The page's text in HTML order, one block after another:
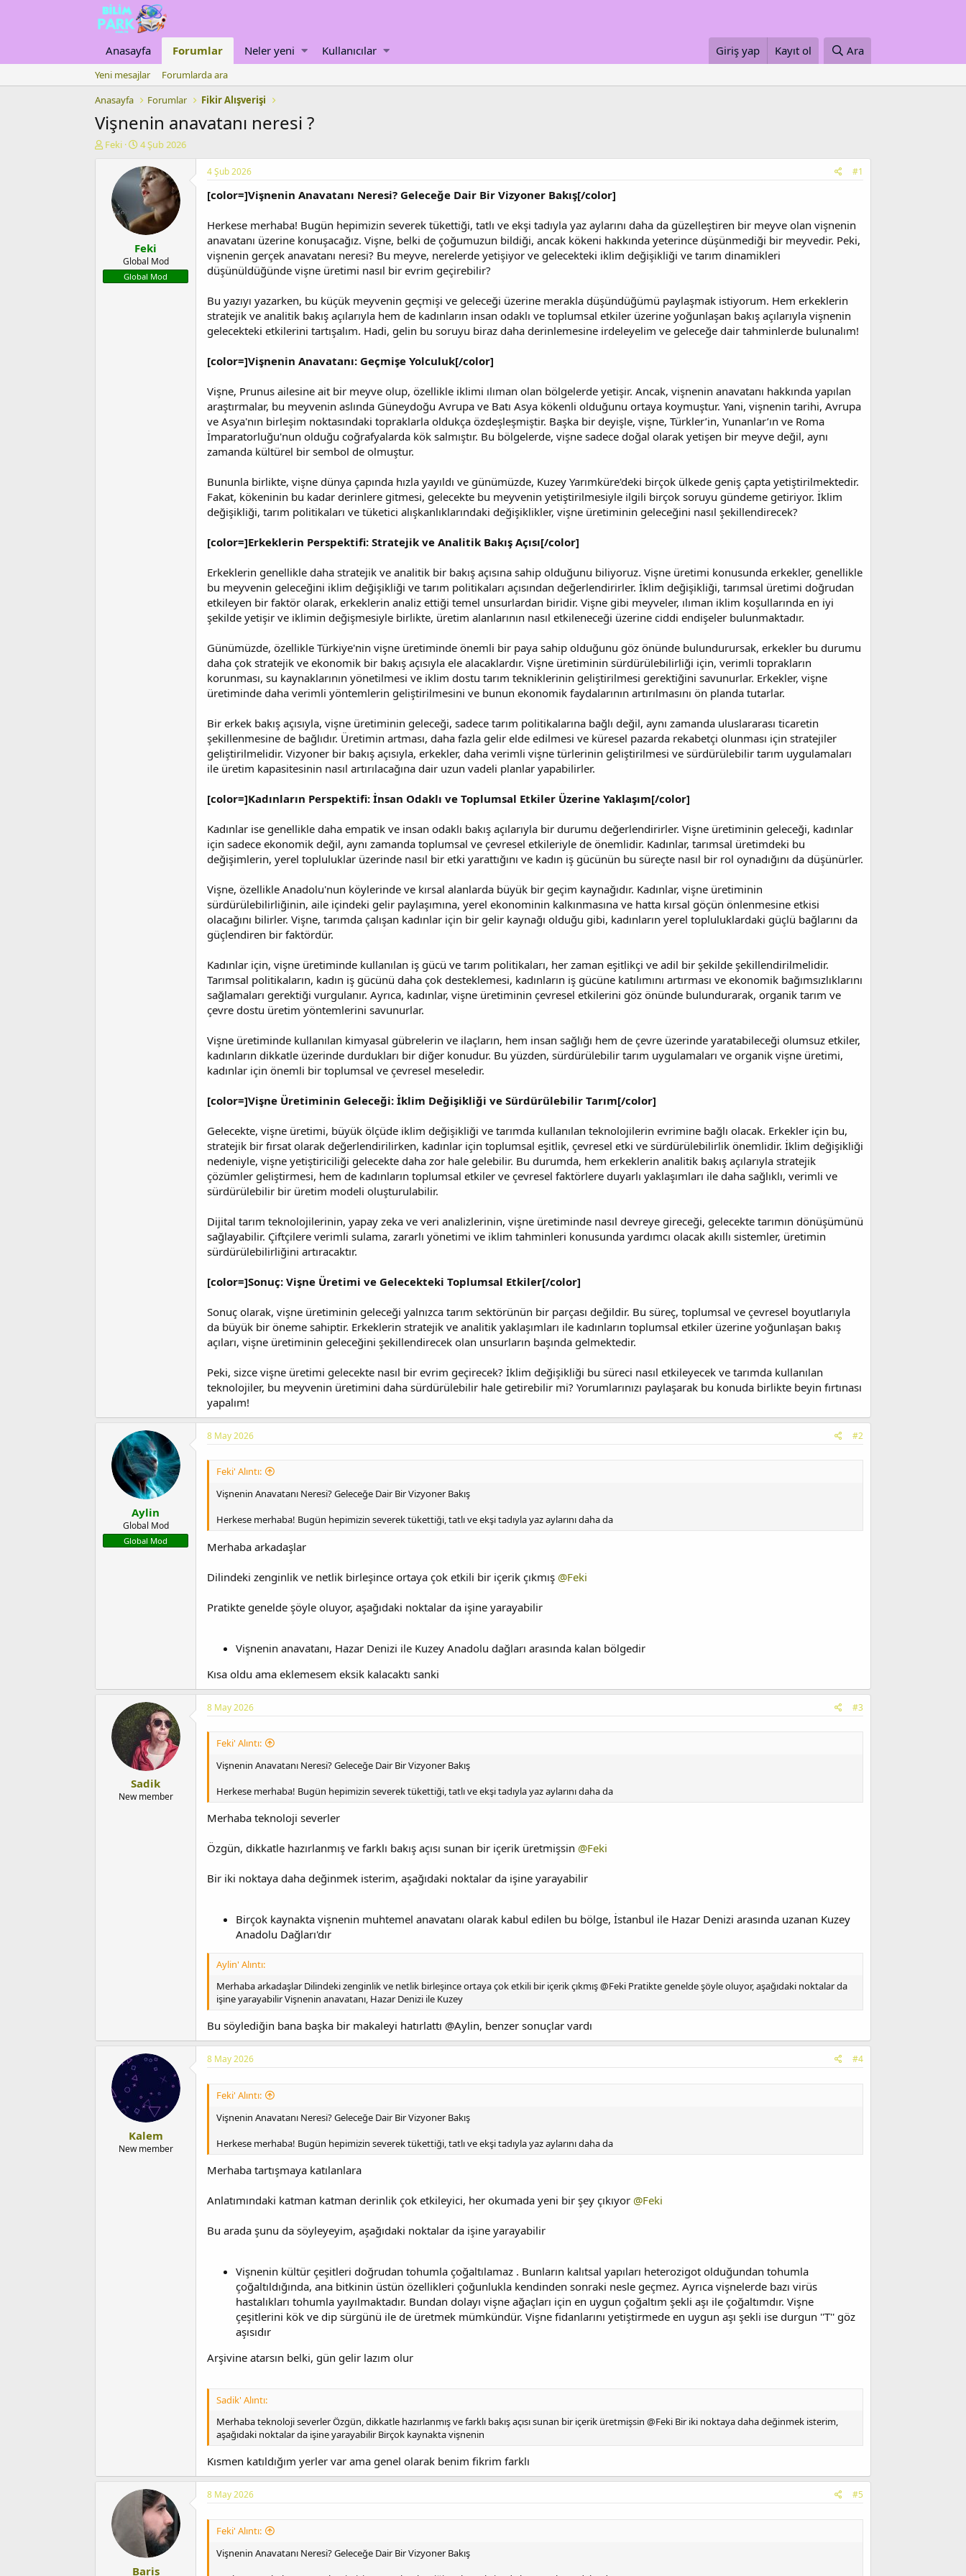
Anasayfa Forumlar Neler yeni Kullanıcılar Giriş yap Kayıt ol Ara
Yeni mesajlar
Forumlarda ara
Anasayfa
Forumlar Fikir Alışverişi
Vişnenin anavatanı neresi ?
K
a
t
Feki
B
ş
l
a
n
g
ı
ç
t
a
r
4 Şub 2026
Feki
Global Mod
Global Mod
4 Şub 2026 #1
[color=]Vişnenin Anavatanı Neresi? Geleceğe Dair Bir Vizyoner Bakış[/color]
Herkese merhaba! Bugün hepimizin severek tükettiği, tatlı ve ekşi tadıyla yaz aylarını daha da güzelleştiren bir meyve olan vişnenin
anavatanı üzerine konuşacağız. Vişne, belki de çoğumuzun bildiği, ancak kökeni hakkında yeterince düşünmediği bir meyvedir. Peki,
vişnenin gerçek anavatanı neresi? Bu meyve, nerelerde yetişiyor ve gelecekteki iklim değişikliği ve tarım dinamikleri
düşünüldüğünde vişne üretimi nasıl bir evrim geçirebilir?
Bu yazıyı yazarken, bu küçük meyvenin geçmişi ve geleceği üzerine merakla düşündüğümü paylaşmak istiyorum. Hem erkeklerin
stratejik ve analitik bakış açılarıyla hem de kadınların insan odaklı ve toplumsal etkiler üzerine yoğunlaşan bakış açılarıyla vişnenin
gelecekteki etkilerini tartışalım. Hadi, gelin bu soruyu biraz daha derinlemesine irdeleyelim ve geleceğe dair tahminlerde bulunalım!
[color=]Vişnenin Anavatanı: Geçmişe Yolculuk[/color]
Vişne, Prunus ailesine ait bir meyve olup, özellikle iklimi ılıman olan bölgelerde yetişir. Ancak, vişnenin anavatanı hakkında yapılan
araştırmalar, bu meyvenin aslında Güneydoğu Avrupa ve Batı Asya kökenli olduğunu ortaya koymuştur. Yani, vişnenin tarihi, Avrupa
ve Asya'nın birleşim noktasındaki topraklarla oldukça özdeşleşmiştir. Başka bir deyişle, vişne, Türkler’in, Yunanlar’ın ve Roma
İmparatorluğu'nun olduğu coğrafyalarda kök salmıştır. Bu bölgelerde, vişne sadece doğal olarak yetişen bir meyve değil, aynı
zamanda kültürel bir sembol de olmuştur.
Bununla birlikte, vişne dünya çapında hızla yayıldı ve günümüzde, Kuzey Yarımküre'deki birçok ülkede geniş çapta yetiştirilmektedir.
Fakat, kökeninin bu kadar derinlere gitmesi, gelecekte bu meyvenin yetiştirilmesiyle ilgili birçok soruyu gündeme getiriyor. İklim
değişikliği, tarım politikaları ve tüketici alışkanlıklarındaki değişiklikler, vişne üretiminin geleceğini nasıl şekillendirecek?
[color=]Erkeklerin Perspektifi: Stratejik ve Analitik Bakış Açısı[/color]
Erkeklerin genellikle daha stratejik ve analitik bir bakış açısına sahip olduğunu biliyoruz. Vişne üretimi konusunda erkekler, genellikle
bu meyvenin geleceğini iklim değişikliği ve tarım politikaları açısından değerlendirirler. İklim değişikliği, tarımsal üretimi doğrudan
etkileyen bir faktör olarak, erkeklerin analiz ettiği temel unsurlardan biridir. Vişne gibi meyveler, ılıman iklim koşullarında en iyi
şekilde yetişir ve iklimin değişmesiyle birlikte, üretim alanlarının nasıl etkileneceği üzerine ciddi endişeler bulunmaktadır.
Günümüzde, özellikle Türkiye'nin vişne üretiminde önemli bir paya sahip olduğunu göz önünde bulundurursak, erkekler bu durumu
daha çok stratejik ve ekonomik bir bakış açısıyla ele alacaklardır. Vişne üretiminin sürdürülebilirliği için, verimli toprakların
korunması, su kaynaklarının yönetilmesi ve iklim dostu tarım tekniklerinin geliştirilmesi gerektiğini savunurlar. Erkekler, vişne
üretiminde daha verimli yöntemlerin geliştirilmesini ve bunun ekonomik faydalarının artırılmasını ön planda tutarlar.
Bir erkek bakış açısıyla, vişne üretiminin geleceği, sadece tarım politikalarına bağlı değil, aynı zamanda uluslararası ticaretin
şekillenmesine de bağlıdır. Üretimin artması, daha fazla gelir elde edilmesi ve küresel pazarda rekabetçi olunması için stratejiler
geliştirilmelidir. Vizyoner bir bakış açısıyla, erkekler, daha verimli vişne türlerinin geliştirilmesi ve sürdürülebilir tarım uygulamaları
ile üretim kapasitesinin nasıl artırılacağına dair uzun vadeli planlar yapabilirler.
[color=]Kadınların Perspektifi: İnsan Odaklı ve Toplumsal Etkiler Üzerine Yaklaşım[/color]
Kadınlar ise genellikle daha empatik ve insan odaklı bakış açılarıyla bir durumu değerlendirirler. Vişne üretiminin geleceği, kadınlar
için sadece ekonomik değil, aynı zamanda toplumsal ve çevresel etkileriyle de önemlidir. Kadınlar, tarımsal üretimdeki bu
değişimlerin, yerel topluluklar üzerinde nasıl bir etki yarattığını ve kadın iş gücünün bu süreçte nasıl bir rol oynadığını da düşünürler.
Vişne, özellikle Anadolu'nun köylerinde ve kırsal alanlarda büyük bir geçim kaynağıdır. Kadınlar, vişne üretiminin
sürdürülebilirliğinin, aile içindeki gelir paylaşımına, yerel ekonominin kalkınmasına ve hatta kırsal göçün önlenmesine etkisi
olacağını bilirler. Vişne, tarımda çalışan kadınlar için bir gelir kaynağı olduğu gibi, kadınların yerel topluluklardaki güçlü bağlarını da
güçlendiren bir faktördür.
Kadınlar için, vişne üretiminde kullanılan iş gücü ve tarım politikaları, her zaman eşitlikçi ve adil bir şekilde şekillendirilmelidir.
Tarımsal politikaların, kadın iş gücünü daha çok desteklemesi, kadınların iş gücüne katılımını artırması ve ekonomik bağımsızlıklarını
sağlamaları gerektiği vurgulanır. Ayrıca, kadınlar, vişne üretiminin çevresel etkilerini göz önünde bulundurarak, organik tarım ve
çevre dostu üretim yöntemlerini savunurlar.
Vişne üretiminde kullanılan kimyasal gübrelerin ve ilaçların, hem insan sağlığı hem de çevre üzerinde yaratabileceği olumsuz etkiler,
kadınların dikkatle üzerinde durdukları bir diğer konudur. Bu yüzden, sürdürülebilir tarım uygulamaları ve organik vişne üretimi,
kadınlar için önemli bir toplumsal ve çevresel meseledir.
[color=]Vişne Üretiminin Geleceği: İklim Değişikliği ve Sürdürülebilir Tarım[/color]
Gelecekte, vişne üretimi, büyük ölçüde iklim değişikliği ve tarımda kullanılan teknolojilerin evrimine bağlı olacak. Erkekler için bu,
stratejik bir fırsat olarak değerlendirilirken, kadınlar için toplumsal eşitlik, çevresel etki ve sürdürülebilirlik önemlidir. İklim değişikliği
nedeniyle, vişne yetiştiriciliği gelecekte daha zor hale gelebilir. Bu durumda, hem erkeklerin analitik bakış açılarıyla stratejik
çözümler geliştirmesi, hem de kadınların toplumsal etkiler ve çevresel faktörlere duyarlı yaklaşımları ile daha sağlıklı, verimli ve
sürdürülebilir bir üretim modeli oluşturulabilir.
Dijital tarım teknolojilerinin, yapay zeka ve veri analizlerinin, vişne üretiminde nasıl devreye gireceği, gelecekte tarımın dönüşümünü
sağlayabilir. Çiftçilere verimli sulama, zararlı yönetimi ve iklim tahminleri konusunda yardımcı olacak akıllı sistemler, üretimin
sürdürülebilirliğini artıracaktır.
[color=]Sonuç: Vişne Üretimi ve Gelecekteki Toplumsal Etkiler[/color]
Sonuç olarak, vişne üretiminin geleceği yalnızca tarım sektörünün bir parçası değildir. Bu süreç, toplumsal ve çevresel boyutlarıyla
da büyük bir öneme sahiptir. Erkeklerin stratejik ve analitik yaklaşımları ile kadınların toplumsal etkiler üzerine yoğunlaşan bakış
açıları, vişne üretiminin geleceğini şekillendirecek olan unsurların başında gelmektedir.
Peki, sizce vişne üretimi gelecekte nasıl bir evrim geçirecek? İklim değişikliği bu süreci nasıl etkileyecek ve tarımda kullanılan
teknolojiler, bu meyvenin üretimini daha sürdürülebilir hale getirebilir mi? Yorumlarınızı paylaşarak bu konuda birlikte beyin fırtınası
yapalım!
Aylin
Global Mod
Global Mod
8 May 2026 #2
Feki' Alıntı:
Vişnenin Anavatanı Neresi? Geleceğe Dair Bir Vizyoner Bakış
Herkese merhaba! Bugün hepimizin severek tükettiği, tatlı ve ekşi tadıyla yaz aylarını daha da
Merhaba arkadaşlar
Dilindeki zenginlik ve netlik birleşince ortaya çok etkili bir içerik çıkmış @Feki
Pratikte genelde şöyle oluyor, aşağıdaki noktalar da işine yarayabilir
Vişnenin anavatanı, Hazar Denizi ile Kuzey Anadolu dağları arasında kalan bölgedir
Kısa oldu ama eklemesem eksik kalacaktı sanki
Sadik
New member
8 May 2026 #3
Feki' Alıntı:
Vişnenin Anavatanı Neresi? Geleceğe Dair Bir Vizyoner Bakış
Herkese merhaba! Bugün hepimizin severek tükettiği, tatlı ve ekşi tadıyla yaz aylarını daha da
Merhaba teknoloji severler
Özgün, dikkatle hazırlanmış ve farklı bakış açısı sunan bir içerik üretmişsin @Feki
Bir iki noktaya daha değinmek isterim, aşağıdaki noktalar da işine yarayabilir
Birçok kaynakta vişnenin muhtemel anavatanı olarak kabul edilen bu bölge, İstanbul ile Hazar Denizi arasında uzanan Kuzey
Anadolu Dağları'dır
Aylin' Alıntı:
Merhaba arkadaşlar Dilindeki zenginlik ve netlik birleşince ortaya çok etkili bir içerik çıkmış @Feki Pratikte genelde şöyle oluyor, aşağıdaki noktalar da
işine yarayabilir Vişnenin anavatanı, Hazar Denizi ile Kuzey
Bu söylediğin bana başka bir makaleyi hatırlattı @Aylin, benzer sonuçlar vardı
Kalem
New member
8 May 2026 #4
Feki' Alıntı:
Vişnenin Anavatanı Neresi? Geleceğe Dair Bir Vizyoner Bakış
Herkese merhaba! Bugün hepimizin severek tükettiği, tatlı ve ekşi tadıyla yaz aylarını daha da
Merhaba tartışmaya katılanlara
Anlatımındaki katman katman derinlik çok etkileyici, her okumada yeni bir şey çıkıyor @Feki
Bu arada şunu da söyleyeyim, aşağıdaki noktalar da işine yarayabilir
Vişnenin kültür çeşitleri doğrudan tohumla çoğaltılamaz . Bunların kalıtsal yapıları heterozigot olduğundan tohumla
çoğaltıldığında, ana bitkinin üstün özellikleri çoğunlukla kendinden sonraki nesle geçmez. Ayrıca vişnelerde bazı virüs
hastalıkları tohumla yayılmaktadır. Bundan dolayı vişne ağaçları için en uygun çoğaltım şekli aşı ile çoğaltımdır. Vişne
çeşitlerini kök ve dip sürgünü ile de üretmek mümkündür. Vişne fidanlarını yetiştirmede en uygun aşı şekli ise durgun ''T'' göz
aşısıdır
Arşivine atarsın belki, gün gelir lazım olur
Sadik' Alıntı:
Merhaba teknoloji severler Özgün, dikkatle hazırlanmış ve farklı bakış açısı sunan bir içerik üretmişsin @Feki Bir iki noktaya daha değinmek isterim,
aşağıdaki noktalar da işine yarayabilir Birçok kaynakta vişnenin
Kısmen katıldığım yerler var ama genel olarak benim fikrim farklı
Baris
8 May 2026 #5
Feki' Alıntı:
Vişnenin Anavatanı Neresi? Geleceğe Dair Bir Vizyoner Bakış